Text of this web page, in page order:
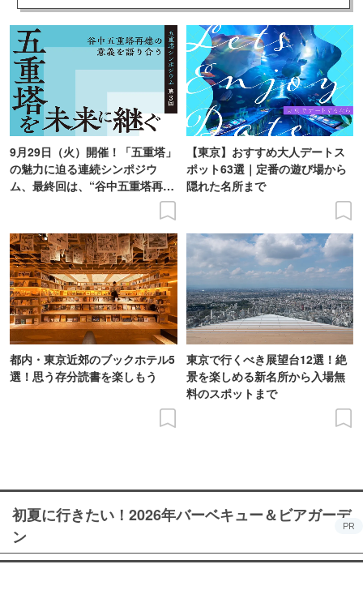
9月29日（火）開催！「五重塔」
の魅力に迫る連続シンポジウ
ム、最終回は、“谷中五重塔再建
【東京】おすすめ大人デートス
ポット63選｜定番の遊び場から
隠れた名所まで
都内・東京近郊のブックホテル5
選！思う存分読書を楽しもう
東京で行くべき展望台12選！絶
景を楽しめる新名所から入場無
料のスポットまで
初夏に行きたい！2026年バーベキュー＆ビアガーデ
ン
PR